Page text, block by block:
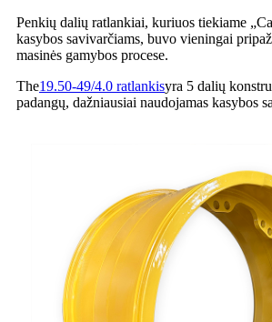
Penkių dalių ratlankiai, kuriuos tiekiame
kasybos savivarčiams, buvo vieningai
masinės gamybos procese.
The19.50-49/4.0 ratlankisyra 5 dalių
padangų, dažniausiai naudojamas kasybos